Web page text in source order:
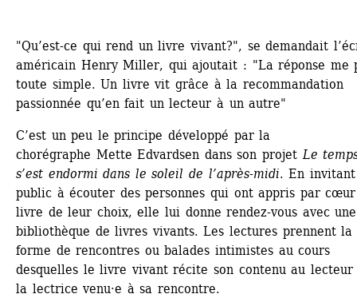
"Qu’est-ce qui rend un livre vivant?", se demandait
américain Henry Miller, qui ajoutait : "La réponse me
toute simple. Un livre vit grâce à la recommandation
passionnée qu’en fait un lecteur à un autre"
C’est un peu le principe développé par la
chorégraphe Mette Edvardsen dans son projet Le
s’est endormi dans le soleil de l’après-midi. En
public à écouter des personnes qui ont appris par
livre de leur choix, elle lui donne rendez-vous avec une
bibliothèque de livres vivants. Les lectures prennent la
forme de rencontres ou balades intimistes au cours
desquelles le livre vivant récite son contenu au lecteur
la lectrice venu·e à sa rencontre.